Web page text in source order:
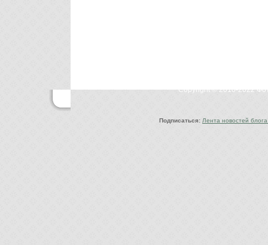
Copyright © 2010-2022
Подписаться: Лента новостей